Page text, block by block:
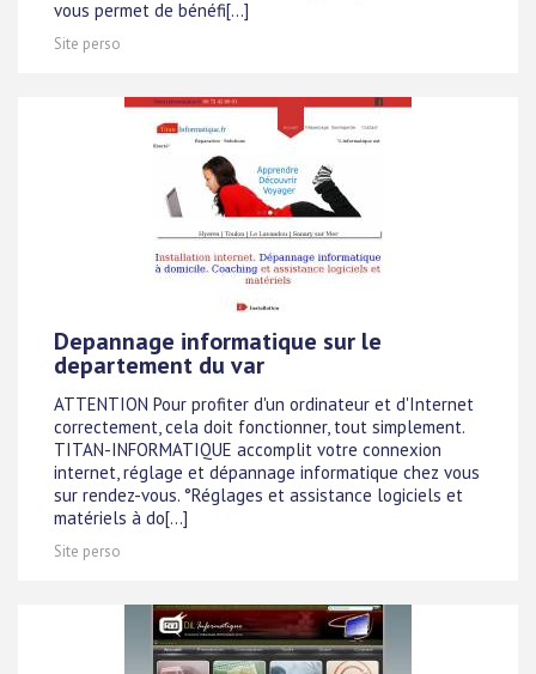
vous permet de bénéfi[...]
Site perso
Depannage informatique sur le
departement du var
ATTENTION Pour profiter d'un ordinateur et d'Internet
correctement, cela doit fonctionner, tout simplement.
TITAN-INFORMATIQUE accomplit votre connexion
internet, réglage et dépannage informatique chez vous
sur rendez-vous. °Réglages et assistance logiciels et
matériels à do[...]
Site perso